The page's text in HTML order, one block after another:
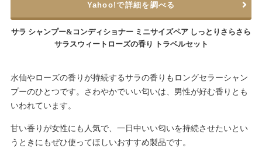
サラ シャンプー&コンディショナー ミニサイズペア しっとりさらさら
サラスウィートローズの香り トラベルセット
Yahoo!で詳細を調べる
水仙やローズの香りが持続するサラの香りもロングセラーシャン
プーのひとつです。さわやかでいい匂いは、男性が好む香りとも
いわれています。
甘い香りが女性にも人気で、一日中いい匂いを持続させたいとい
うときにもぜひ使ってほしいおすすめ製品です。